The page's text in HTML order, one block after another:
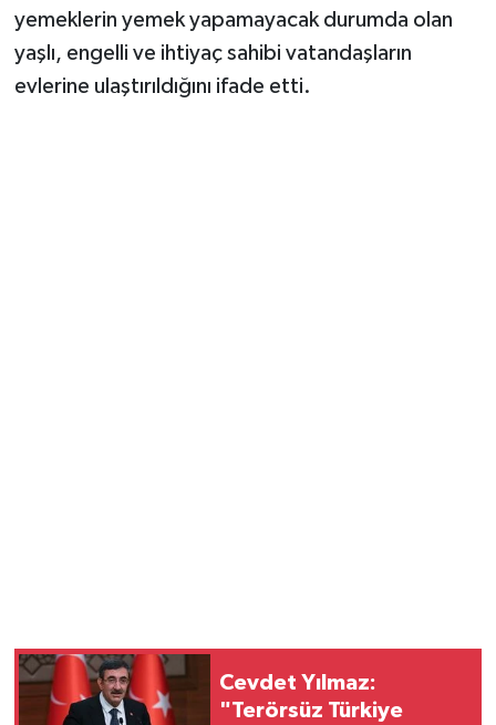
yemeklerin yemek yapamayacak durumda olan
yaşlı, engelli ve ihtiyaç sahibi vatandaşların
evlerine ulaştırıldığını ifade etti.
Cevdet Yılmaz:
"Terörsüz Türkiye
Spor
Vasıta